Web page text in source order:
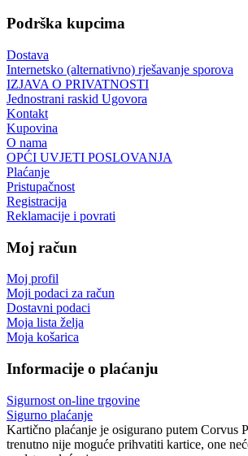
Podrška kupcima
Dostava
Internetsko (alternativno) rješavanje sporova
IZJAVA O PRIVATNOSTI
Jednostrani raskid Ugovora
Kontakt
Kupovina
O nama
OPĆI UVJETI POSLOVANJA
Plaćanje
Pristupačnost
Registracija
Reklamacije i povrati
Moj račun
Moj profil
Moji podaci za račun
Dostavni podaci
Moja lista želja
Moja košarica
Informacije o plaćanju
Sigurnost on-line trgovine
Sigurno plaćanje
Kartično plaćanje je osigurano putem Corvus
trenutno nije moguće prihvatiti kartice, one